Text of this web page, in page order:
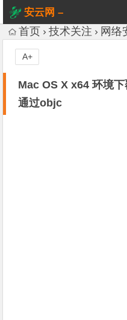
安云网 –
AnYun.ORG
首页 技术关注 网络
Mac OS X x64 环境
通过objc
A+